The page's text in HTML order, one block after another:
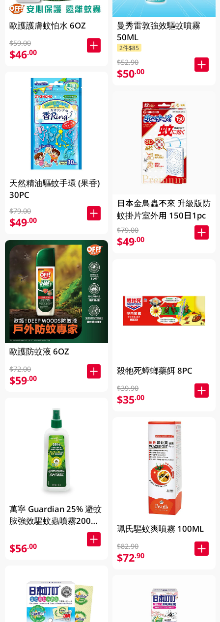
歐護護膚蚊怕水 6OZ
$59.00
$46.00
天然精油驅蚊手環 (果香)
30PC
$79.00
$49.00
歐護防蚊液 6OZ
$72.00
$59.00
萬寧 Guardian 25% 避蚊
胺強效驅蚊蟲噴霧200毫
$56.00
曼秀雷敦強效驅蚊噴霧
50ML
2件$85
$52.90
$50.00
日本金鳥蟲不來 升級版防
蚊掛片室外用 150日1pc
$79.00
$49.00
殺牠死蟑螂藥餌 8PC
$39.90
$35.00
珮氏驅蚊爽噴霧 100ML
$82.90
$72.90